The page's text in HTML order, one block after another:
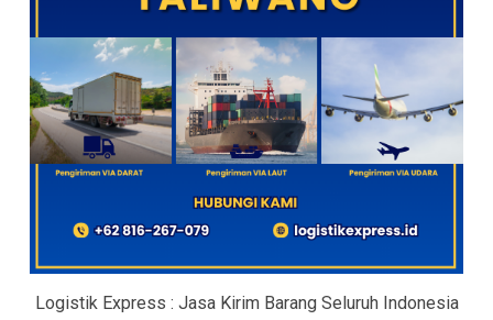
Logistik Express : Jasa Kirim Barang Seluruh Indonesia